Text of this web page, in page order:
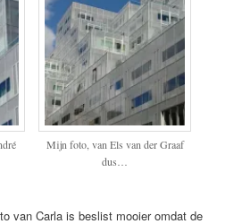
Mijn foto, van Els van der Graaf
dus…
van Carla is beslist mooier omdat de